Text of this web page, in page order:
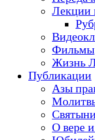
Лекции
Фильмы
Жизнь
Публикации
Азы
О вере